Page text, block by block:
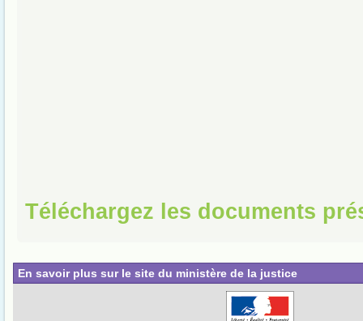
Téléchargez les documents
En savoir plus sur le site du ministère de la justice